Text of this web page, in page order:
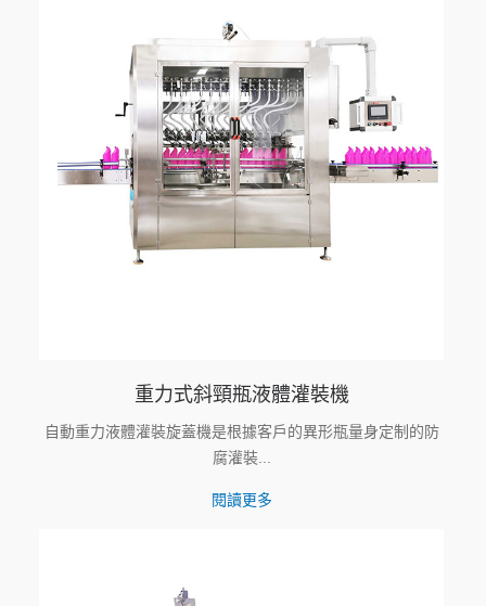
重力式斜頸瓶液體灌裝機
自動重力液體灌裝旋蓋機是根據客戶的異形瓶量身定制的防
腐灌裝...
閱讀更多